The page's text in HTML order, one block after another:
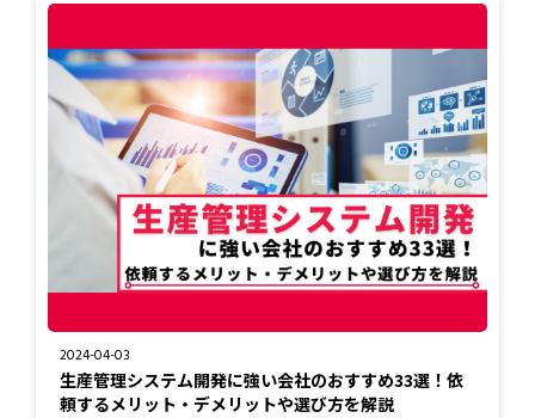
2024-04-03
生産管理システム開発に強い会社のおすすめ33選！依
頼するメリット・デメリットや選び方を解説